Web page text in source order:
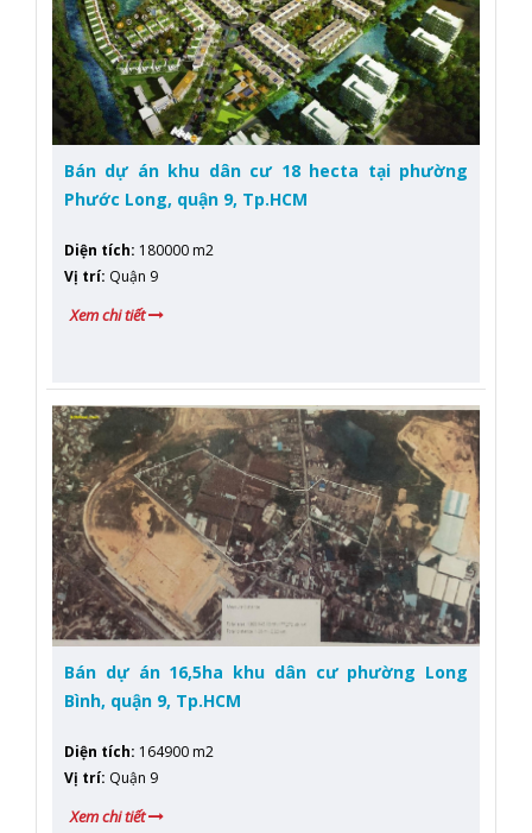
Bán dự án khu dân cư 18 hecta tại phường
Phước Long, quận 9, Tp.HCM
Diện tích: 180000 m2
Vị trí: Quận 9
Xem chi tiết
Bán dự án 16,5ha khu dân cư phường Long
Bình, quận 9, Tp.HCM
Diện tích: 164900 m2
Vị trí: Quận 9
Xem chi tiết